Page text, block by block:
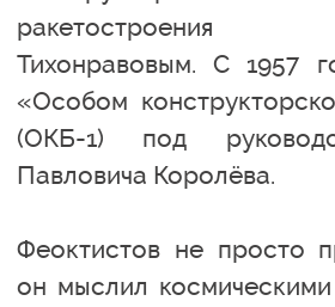
Тихонравовым. С 1957
«Особом
(ОКБ-1) под
Павловича Королёва.
Феоктистов не просто
он мыслил